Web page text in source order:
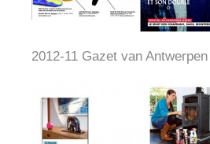
2012-11 Gazet van Antwerpen